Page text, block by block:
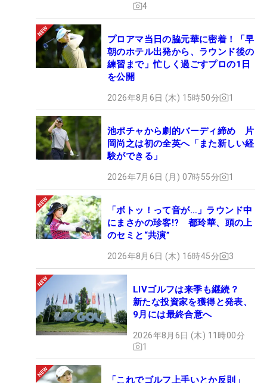
4
プロアマ当日の脇元華に密着！「早
朝のホテル出発から、ラウンド後の
練習まで」忙しく過ごすプロの1日
を公開
2026年8月6日 (木) 15時50分 1
池ポチャから劇的バーディ締め 片
岡尚之は初の全英へ「また新しい経
験ができる」
2026年7月6日 (月) 07時55分 1
「ボトッ！って音が…」ラウンド中
にまさかの珍客!? 都玲華、頭の上
のセミと“共演”
2026年8月6日 (木) 16時45分 3
LIVゴルフは来季も継続？
新たな投資家を獲得と発表、
9月には最終合意へ
2026年8月6日 (木) 11時00分
1
「これでゴルフ上手いとか反則」